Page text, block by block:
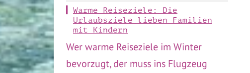
Warme Reiseziele: Die
Urlaubsziele lieben Familien
mit Kindern
Wer warme Reiseziele im Winter
bevorzugt, der muss ins Flugzeug